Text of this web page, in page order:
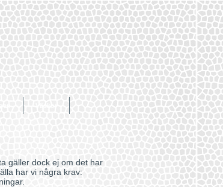
gäller dock ej om det har
har vi några krav: